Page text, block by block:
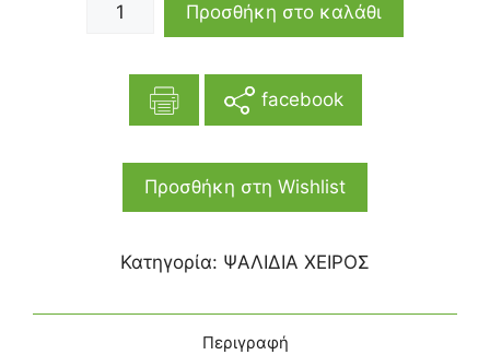
Προσθήκη στο καλάθι
facebook
Προσθήκη στη Wishlist
Κατηγορία: ΨΑΛΙΔΙΑ ΧΕΙΡΟΣ
Περιγραφή